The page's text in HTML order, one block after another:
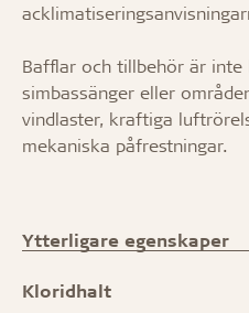
Bafflar och tillbehör är inte
simbassänger eller
vindlaster, kraftiga
mekaniska påfrestningar.
Ytterligare egenskaper
Kloridhalt